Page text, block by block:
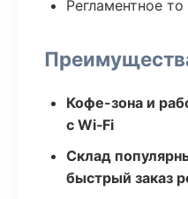
Регламентное
Кофе-зона и
с Wi‑Fi
Склад
быстрый заказ